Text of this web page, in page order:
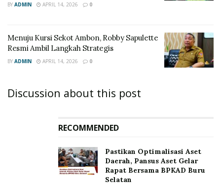
BY ADMIN APRIL 14, 2026 0
Menuju Kursi Sekot Ambon, Robby Sapulette
Resmi Ambil Langkah Strategis
BY ADMIN APRIL 14, 2026 0
Discussion about this post
RECOMMENDED
Pastikan Optimalisasi Aset
Daerah, Pansus Aset Gelar
Rapat Bersama BPKAD Buru
Selatan